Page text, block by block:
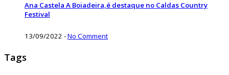
Ana Castela A Boiadeira,é destaque no Caldas Country
Festival
13/09/2022 -No Comment
Tags